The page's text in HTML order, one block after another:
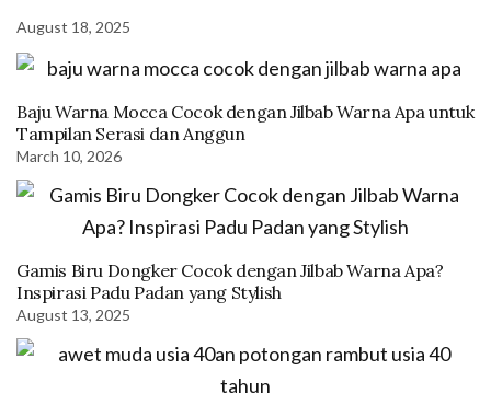
August 18, 2025
Baju Warna Mocca Cocok dengan Jilbab Warna Apa untuk
Tampilan Serasi dan Anggun
March 10, 2026
Gamis Biru Dongker Cocok dengan Jilbab Warna Apa?
Inspirasi Padu Padan yang Stylish
August 13, 2025